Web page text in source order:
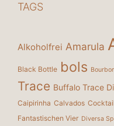
TAGS
Alkoholfrei Amarula
Black Bottle bols
Trace Buffalo Trace
Caipirinha Calvados Cocktail
Fantastischen Vier Diversa